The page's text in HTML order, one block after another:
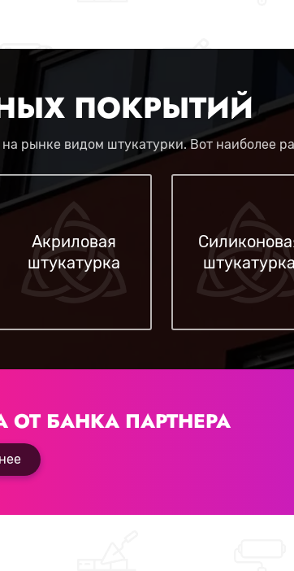
ПОКРЫТИЙ
рынке видом штукатурки. Вот наиболее
Акриловая
штукатурка
штукатурка
ОТ БАНКА ПАРТНЕРА